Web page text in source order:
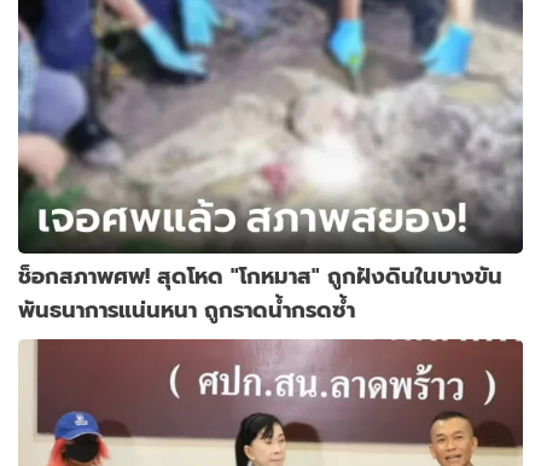
ช็อกสภาพศพ! สุดโหด "โกหมาส" ถูกฝังดินในบางขัน
พันธนาการแน่นหนา ถูกราดน้ำกรดซ้ำ